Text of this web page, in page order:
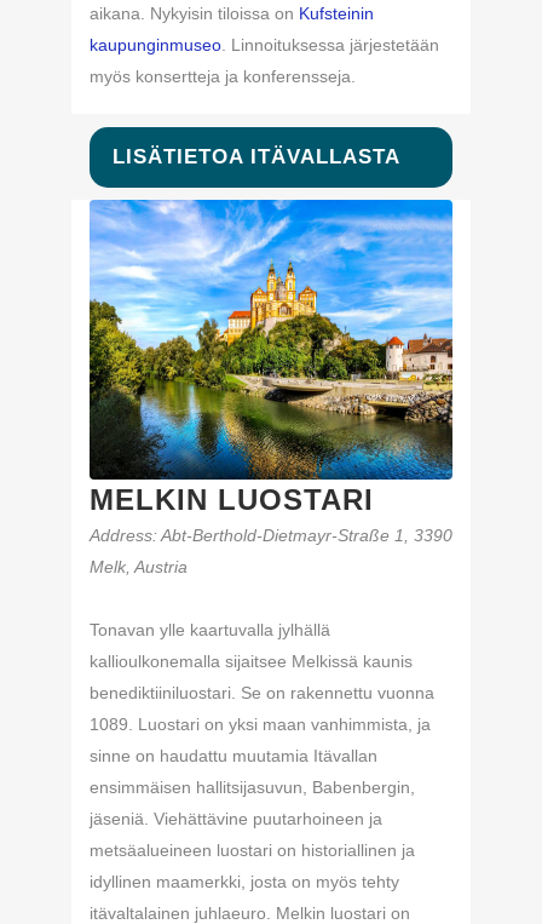
aikana. Nykyisin tiloissa on Kufsteinin
kaupunginmuseo . Linnoituksessa järjestetään
myös konsertteja ja konferensseja.
LISÄTIETOA ITÄVALLASTA
MELKIN LUOSTARI
Address: Abt-Berthold-Dietmayr-Straße 1, 3390
Melk, Austria
Tonavan ylle kaartuvalla jylhällä
kallioulkonemalla sijaitsee Melkissä kaunis
benediktiiniluostari. Se on rakennettu vuonna
1089. Luostari on yksi maan vanhimmista, ja
sinne on haudattu muutamia Itävallan
ensimmäisen hallitsijasuvun, Babenbergin,
jäseniä. Viehättävine puutarhoineen ja
metsäalueineen luostari on historiallinen ja
idyllinen maamerkki, josta on myös tehty
itävaltalainen juhlaeuro. Melkin luostari on